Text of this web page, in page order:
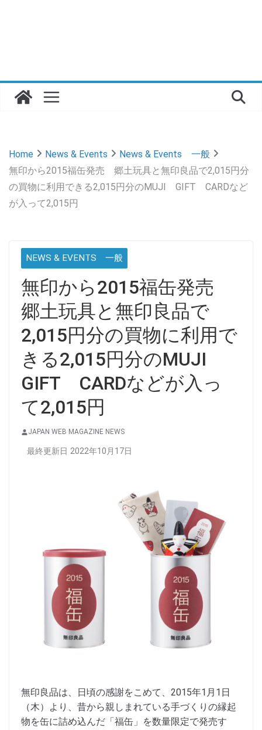
Home News & Events
News & Events 一般
無印から2015福缶発売 郷土玩具と無印良品で2,015円分
の買物に利用できる2,015円分のMUJI GIFT CARDなど
が入って2,015円
NEWS & EVENTS 一般
無印から2015福缶発売
郷土玩具と無印良品で
2,015円分の買物に利用で
きる2,015円分のMUJI
GIFT CARDなどが入っ
て2,015円
JAPAN WEB MAGAZINE NEWS
最終更新日 2022年10月17日
無印良品は、日頃の感謝をこめて、2015年1月1日
（木）より、昔から親しまれている手づくりの縁起
物を缶に詰め込んだ「福缶」を数量限定で発売す